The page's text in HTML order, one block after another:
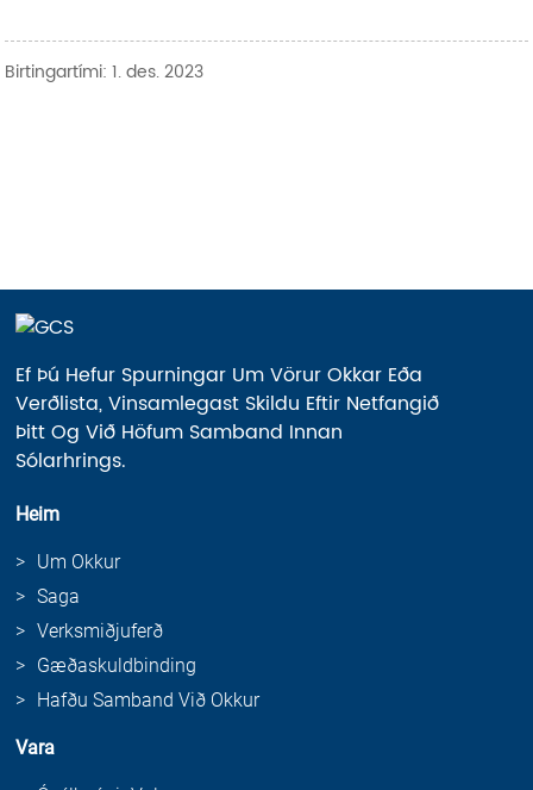
Birtingartími: 1. des. 2023
Ef Þú Hefur Spurningar Um Vörur Okkar Eða
Verðlista, Vinsamlegast Skildu Eftir Netfangið
Þitt Og Við Höfum Samband Innan
Sólarhrings.
Heim
Um Okkur
Saga
Verksmiðjuferð
Gæðaskuldbinding
Hafðu Samband Við Okkur
Vara